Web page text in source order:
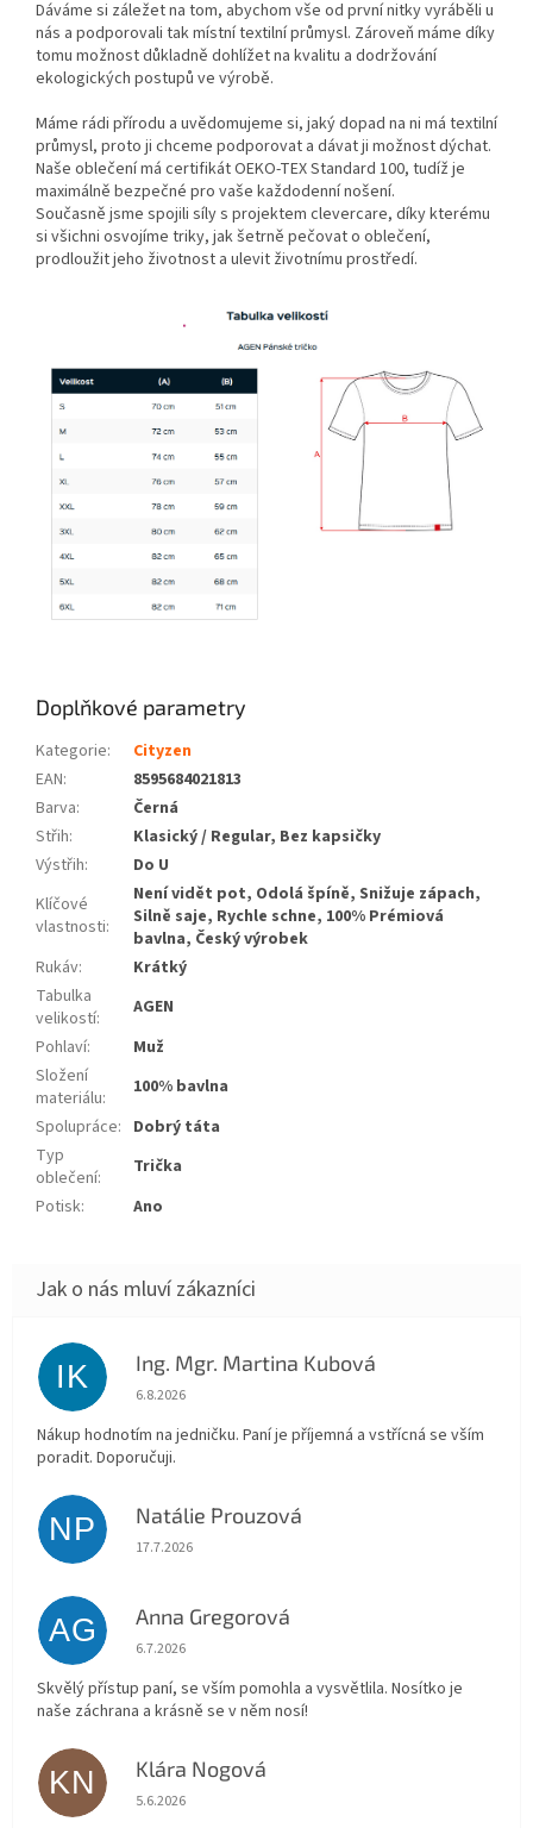
Dáváme si záležet na tom, abychom vše od první nitky vyráběli u
nás a podporovali tak místní textilní průmysl. Zároveň máme díky
tomu možnost důkladně dohlížet na kvalitu a dodržování
ekologických postupů ve výrobě.
Máme rádi přírodu a uvědomujeme si, jaký dopad na ni má textilní
průmysl, proto ji chceme podporovat a dávat ji možnost dýchat.
Naše oblečení má certifikát OEKO-TEX Standard 100, tudíž je
maximálně bezpečné pro vaše každodenní nošení.
Současně jsme spojili síly s projektem clevercare, díky kterému
si všichni osvojíme triky, jak šetrně pečovat o oblečení,
prodloužit jeho životnost a ulevit životnímu prostředí.
Doplňkové parametry
Kategorie:
Cityzen
EAN:
8595684021813
Barva:
Černá
Střih:
Klasický / Regular, Bez kapsičky
Výstřih:
Do U
Klíčové
vlastnosti:
Není vidět pot, Odolá špíně, Snižuje zápach,
Silně saje, Rychle schne, 100% Prémiová
bavlna, Český výrobek
Rukáv:
Krátký
Tabulka
velikostí:
AGEN
Pohlaví:
Muž
Složení
materiálu:
100% bavlna
Spolupráce: Dobrý táta
Typ
oblečení:
Trička
Potisk: Ano
IK Ing. Mgr. Martina Kubová
Hodnocení obchodu je 5 z 5 hvězdiček.
6.8.2026
Nákup hodnotím na jedničku. Paní je příjemná a vstřícná se vším
poradit. Doporučuji.
NP Natálie Prouzová
Hodnocení obchodu je 5 z 5 hvězdiček.
17.7.2026
AG Anna Gregorová
Hodnocení obchodu je 5 z 5 hvězdiček.
6.7.2026
Skvělý přístup paní, se vším pomohla a vysvětlila. Nosítko je
naše záchrana a krásně se v něm nosí!
KN Klára Nogová
Hodnocení obchodu je 5 z 5 hvězdiček.
5.6.2026